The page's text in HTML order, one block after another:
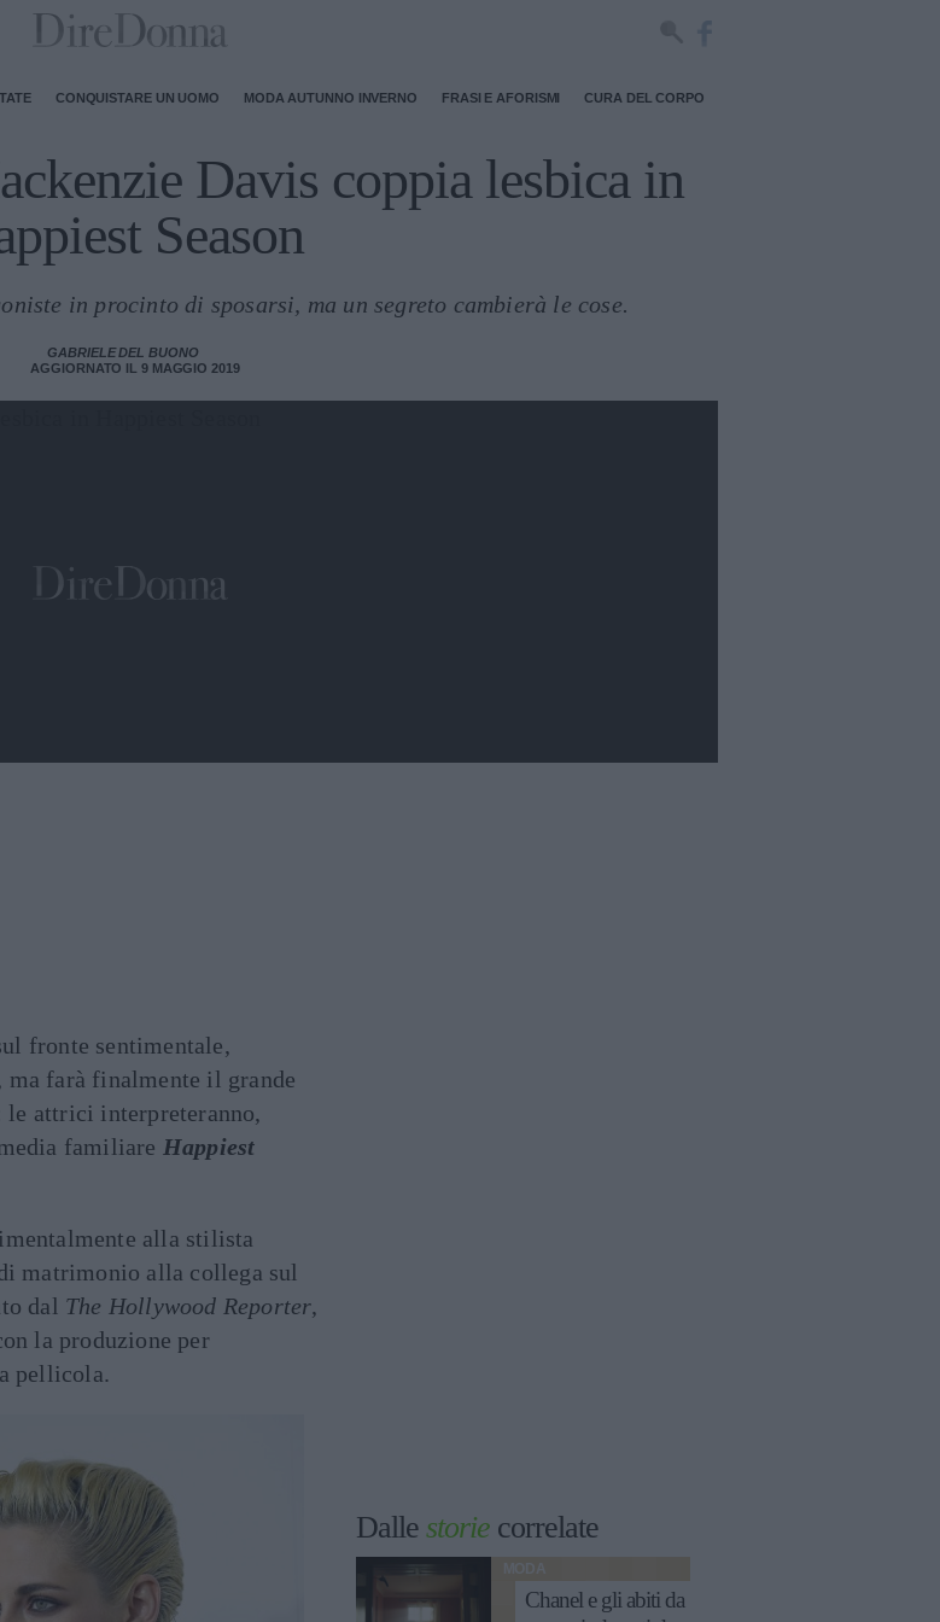
CONQUISTARE UN UOMO MODA AUTUNNO INVERNO FRASI E AFORISMI CURA DEL CORPO
Davis coppia lesbica in
Season
in procinto di sposarsi, ma un segreto cambierà le cose.
GABRIELE DEL BUONO
AGGIORNATO IL 9 MAGGIO 2019
fronte sentimentale,
ma farà finalmente il grande
le attrici interpreteranno,
familiare Happiest
alla stilista
matrimonio alla collega sul
dal The Hollywood Reporter,
la produzione per
pellicola.
Dalle storie correlate
MODA
Chanel e gli abiti da